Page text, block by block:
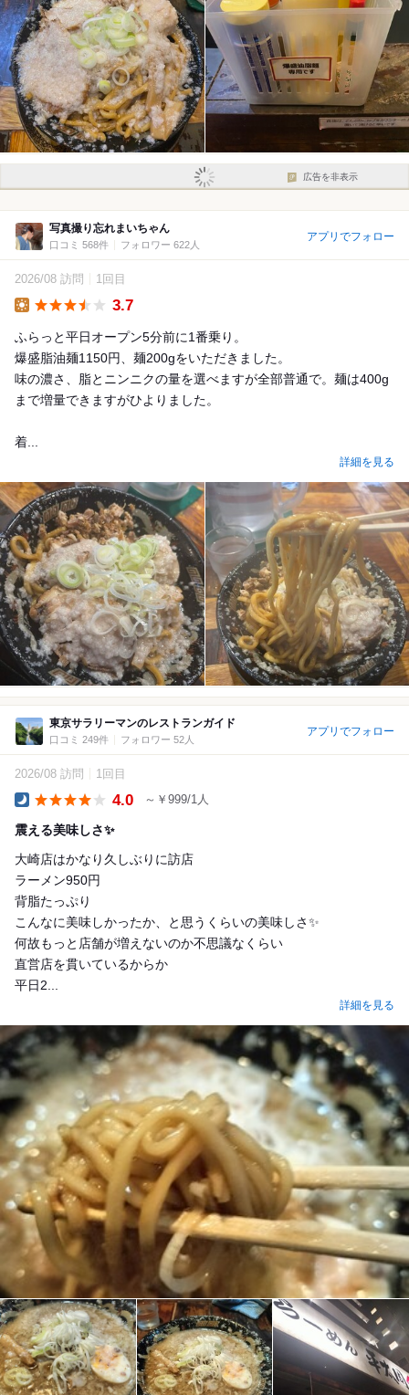
広告を非表示
写真撮り忘れまいちゃん
口コミ 568件 フォロワー 622人
アプリでフォロー
2026/08 訪問 1回目
3.7
ふらっと平日オープン5分前に1番乗り。
爆盛脂油麺1150円、麺200gをいただきました。
味の濃さ、脂とニンニクの量を選べますが全部普通で。麺は400g
まで増量できますがひよりました。
着...
詳細を見る
東京サラリーマンのレストランガイド
口コミ 249件 フォロワー 52人
アプリでフォロー
2026/08 訪問 1回目
4.0 ～￥999/1人
震える美味しさ✨
大崎店はかなり久しぶりに訪店
ラーメン950円
背脂たっぷり
こんなに美味しかったか、と思うくらいの美味しさ✨
何故もっと店舗が増えないのか不思議なくらい
直営店を貫いているからか
平日2...
詳細を見る